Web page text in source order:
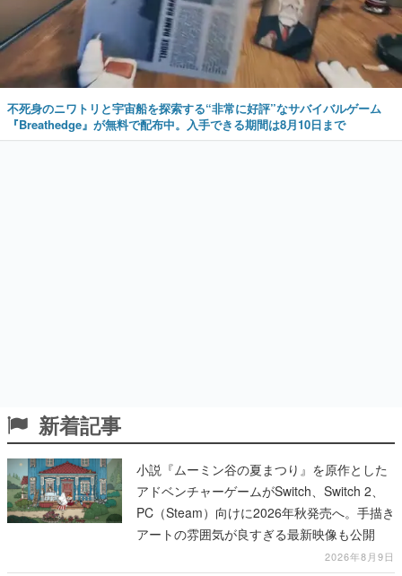
不死身のニワトリと宇宙船を探索する“非常に好評”なサバイバルゲーム
『Breathedge』が無料で配布中。入手できる期間は8月10日まで
新着記事
小説『ムーミン谷の夏まつり』を原作とした
アドベンチャーゲームがSwitch、Switch 2、
PC（Steam）向けに2026年秋発売へ。手描き
アートの雰囲気が良すぎる最新映像も公開
2026年8月9日